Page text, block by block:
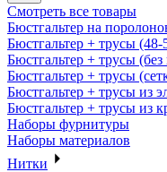
Смотреть все товары
Бюстгальтер на
Бюстгальтер + трусы (48-
Бюстгальтер + трусы
Бюстгальтер + трусы
Бюстгальтер + трусы из
Бюстгальтер + трусы из
Наборы фурнитуры
Наборы материалов
Нитки